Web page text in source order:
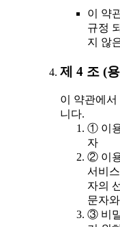
이 약
규정
지 않
제 4 조 (
이 약관에
니다.
① 이
자
② 이
서비
자의
문자
③ 비